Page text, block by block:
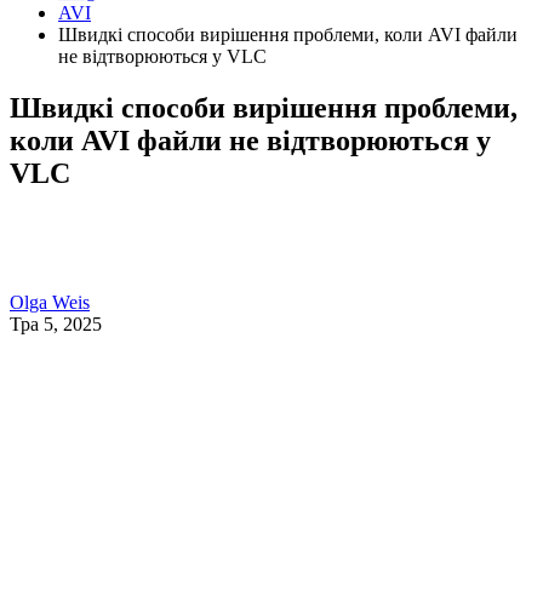
AVI
Швидкі способи вирішення проблеми, коли AVI файли
не відтворюються у VLC
Швидкі способи вирішення проблеми,
коли AVI файли не відтворюються у
VLC
Olga Weis
Тра 5, 2025